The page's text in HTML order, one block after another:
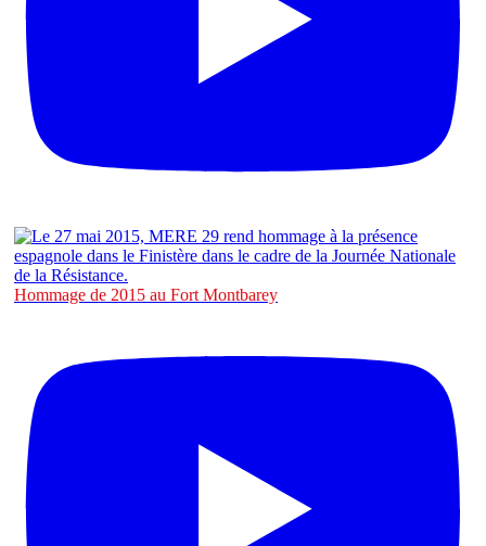
Hommage de 2015 au Fort Montbarey